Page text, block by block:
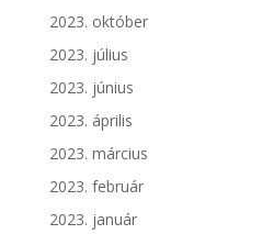
2023. október
2023. július
2023. június
2023. április
2023. március
2023. február
2023. január